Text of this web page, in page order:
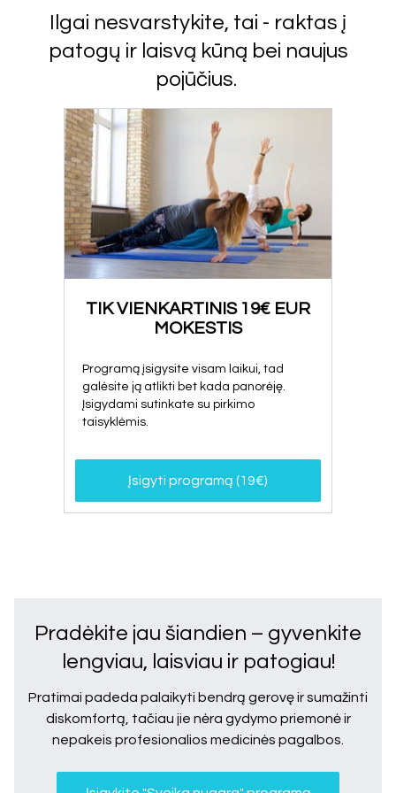
Ilgai nesvarstykite, tai - raktas į
patogų ir laisvą kūną bei naujus
pojūčius.
TIK VIENKARTINIS 19€ EUR
MOKESTIS
Programą įsigysite visam laikui, tad
galėsite ją atlikti bet kada panorėję.
Įsigydami sutinkate su pirkimo
taisyklėmis.
Įsigyti programą (19€)
Pradėkite jau šiandien – gyvenkite
lengviau, laisviau ir patogiau!
Pratimai padeda palaikyti bendrą gerovę ir sumažinti
diskomfortą, tačiau jie nėra gydymo priemonė ir
nepakeis profesionalios medicinės pagalbos.